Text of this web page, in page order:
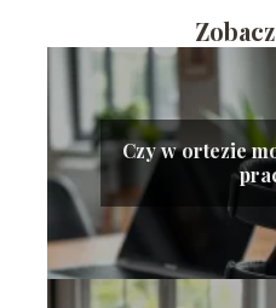
Czy w ortezie